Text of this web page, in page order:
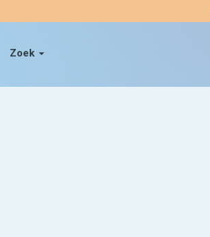
Zoek